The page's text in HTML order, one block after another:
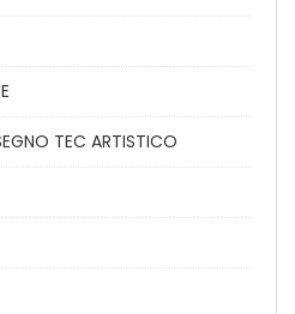
TEC ARTISTICO